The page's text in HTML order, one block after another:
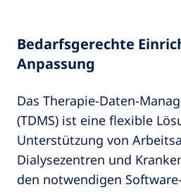
Bedarfsgerechte
Anpassung
Das Therapie-Daten-
(TDMS) ist eine flexible
Unterstützung von
Dialysezentren und
den notwendigen